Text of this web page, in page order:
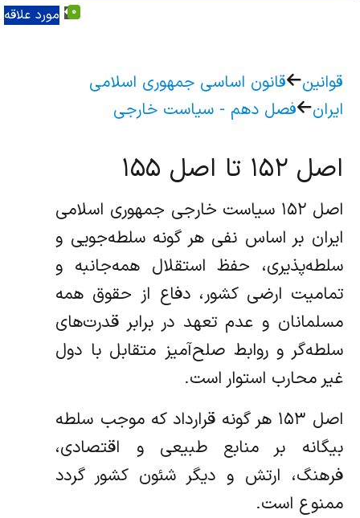
مورد علاقه 0
قوانین
قانون اساسی جمهوری اسلامی
ایران
فصل دهم - سیاست خارجی
اصل ۱۵۲ تا اصل ۱۵۵
اصل ۱۵۲ سیاست خارجی جمهوری اسلامی
ایران بر اساس نفی هر گونه سلطه‌جویی و
سلطه‌پذیری، حفظ استقلال همه‌جانبه و
تمامیت ارضی کشور، دفاع از حقوق همه
مسلمانان و عدم تعهد در برابر قدرت‌های
سلطه‌گر و روابط صلح‌آمیز متقابل با دول
غیر محارب استوار است.
اصل ۱۵۳ هر گونه قرارداد که موجب سلطه
بیگانه بر منابع طبیعی و اقتصادی،
فرهنگ، ارتش و دیگر شئون کشور گردد
ممنوع است.